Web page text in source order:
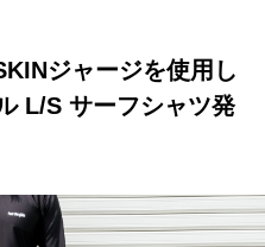
ジャージを使用し
L/S サーフシャツ発